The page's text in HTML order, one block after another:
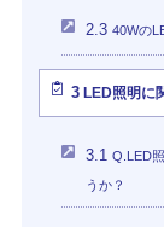
2.3 40Wの
3LED照明に
3.1 Q.LED
うか？